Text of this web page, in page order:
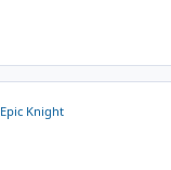
Epic Knight